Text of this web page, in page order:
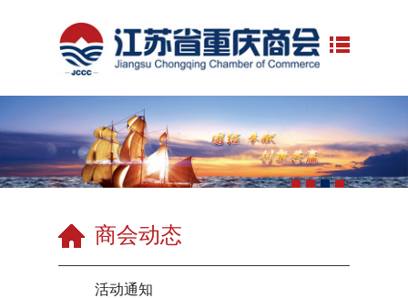
商会动态
活动通知